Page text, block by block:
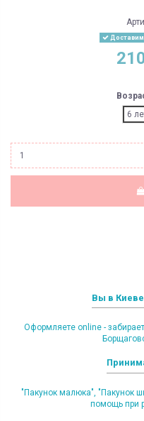
Доставим
6
Вы в
Оформляете online -
"Пакунок малюка", "Пакунок
помощь при